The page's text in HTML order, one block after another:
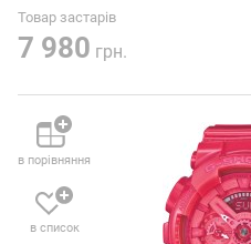
Товар застарів
7 980 грн.
в порівняння
в список